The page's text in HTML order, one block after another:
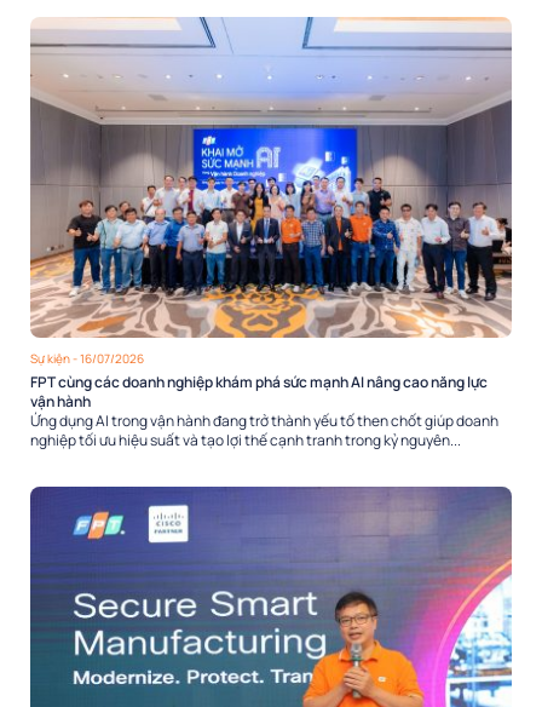
Sự kiện- 16/07/2026
FPT cùng các doanh nghiệp khám phá sức mạnh AI nâng cao năng lực
vận hành
Ứng dụng AI trong vận hành đang trở thành yếu tố then chốt giúp doanh
nghiệp tối ưu hiệu suất và tạo lợi thế cạnh tranh trong kỷ nguyên...